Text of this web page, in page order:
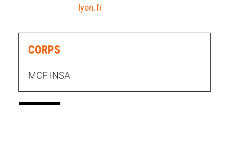
lyon.fr
CORPS
MCF INSA